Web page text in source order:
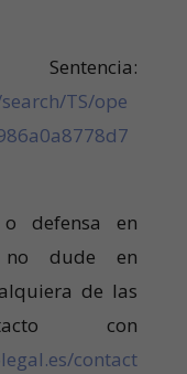
TS/ope
o defensa en
no dude en
de las
con
contact